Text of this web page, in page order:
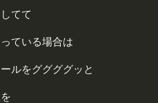
てて
ている場合は
ルをググググッと